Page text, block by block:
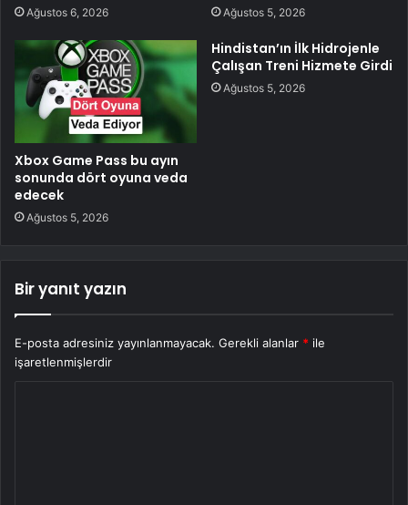
Ağustos 6, 2026 Ağustos 5, 2026
Xbox Game Pass bu ayın
sonunda dört oyuna veda
edecek
Ağustos 5, 2026
Hindistan’ın İlk Hidrojenle
Çalışan Treni Hizmete Girdi
Ağustos 5, 2026
Bir yanıt yazın
E-posta adresiniz yayınlanmayacak. Gerekli alanlar * ile
işaretlenmişlerdir